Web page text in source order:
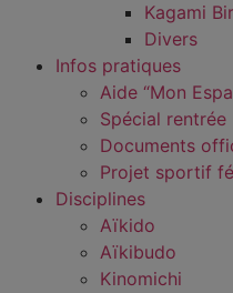
Kagami
Divers
Infos pratiques
Aide “Mon
Spécial rentrée
Documents
Projet sportif
Disciplines
Aïkido
Aïkibudo
Kinomichi